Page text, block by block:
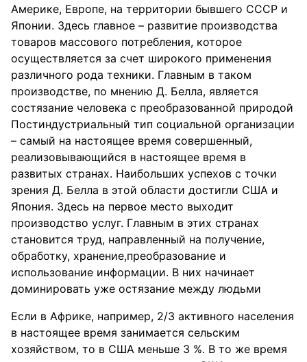
Америке, Европе, на территории бывшего СССР и
Японии. Здесь главное – развитие производства
товаров массового потребления, которое
осуществляется за счет широкого применения
различного рода техники. Главным в таком
производстве, по мнению Д. Белла, является
состязание человека с преобразованной природой
Постиндустриальный тип социальной организации
– самый на настоящее время совершенный,
реализовывающийся в настоящее время в
развитых странах. Наибольших успехов с точки
зрения Д. Белла в этой области достигли США и
Япония. Здесь на первое место выходит
производство услуг. Главным в этих странах
становится труд, направленный на получение,
обработку, хранение,преобразование и
использование информации. В них начинает
доминировать уже остязание между людьми
Если в Африке, например, 2/3 активного населения
в настоящее время занимается сельским
хозяйством, то в США меньше 3 %. В то же время